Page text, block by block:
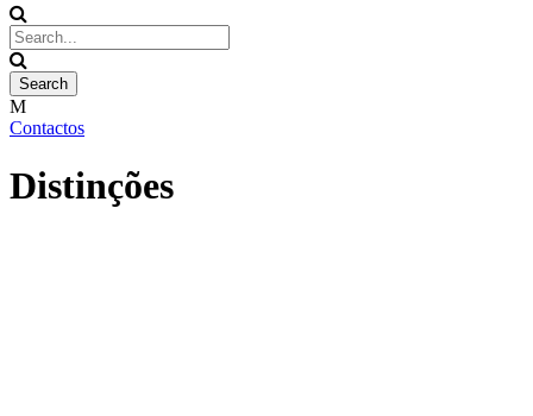
Contactos
Distinções